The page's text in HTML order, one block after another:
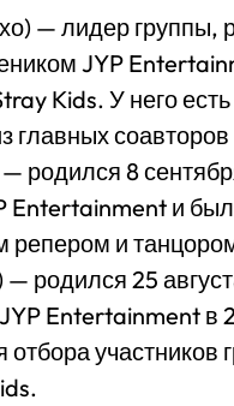
— лидер группы,
JYP
Kids. У него
главных
— родился 8
Entertainment и
репером и
родился 25
Entertainment в
отбора